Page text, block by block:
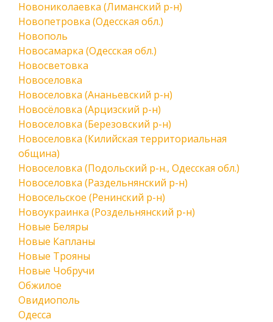
Новониколаевка (Лиманский р-н)
Новопетровка (Одесская обл.)
Новополь
Новосамарка (Одесская обл.)
Новосветовка
Новоселовка
Новоселовка (Ананьевский р-н)
Новосёловка (Арцизский р-н)
Новоселовка (Березовский р-н)
Новоселовка (Килийская территориальная
община)
Новоселовка (Подольский р-н., Одесская обл.)
Новоселовка (Раздельнянский р-н)
Новосельское (Ренинский р-н)
Новоукраинка (Роздельнянский р-н)
Новые Беляры
Новые Капланы
Новые Трояны
Новые Чобручи
Обжилое
Овидиополь
Одесса